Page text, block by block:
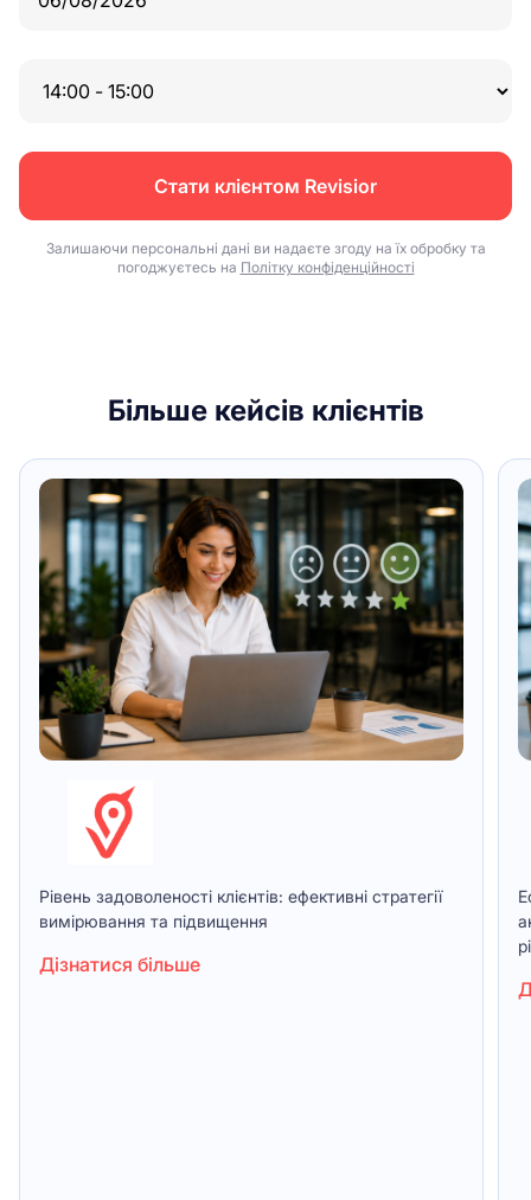
Стати клієнтом Revisior
Залишаючи персональні дані ви надаєте згоду на їх обробку та
погоджуєтесь на Політку конфіденційності
Рівень задоволеності клієнтів: ефективні стратегії
вимірювання та підвищення
Дізнатися більше
Більше кейсів клієнтів